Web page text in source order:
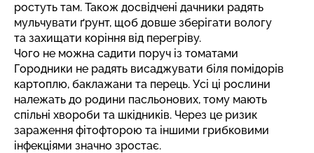
ростуть там. Також досвідчені дачники радять
мульчувати ґрунт, щоб довше зберігати вологу
та захищати коріння від перегріву.
Чого не можна садити поруч із томатами
Городники не радять висаджувати біля помідорів
картоплю, баклажани та перець. Усі ці рослини
належать до родини пасльонових, тому мають
спільні хвороби та шкідників. Через це ризик
зараження фітофторою та іншими грибковими
інфекціями значно зростає.